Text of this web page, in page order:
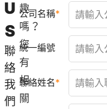
U
S
聯
絡
我
們
趣
嗎？
您
有
相
關
公司名稱
統一編號
聯絡姓名